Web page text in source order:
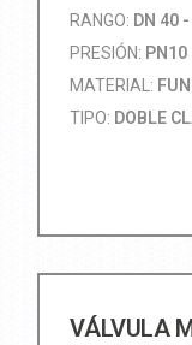
RANGO: DN 40
PRESIÓN:
MATERIAL:
TIPO: DOBLE
VÁLVULA